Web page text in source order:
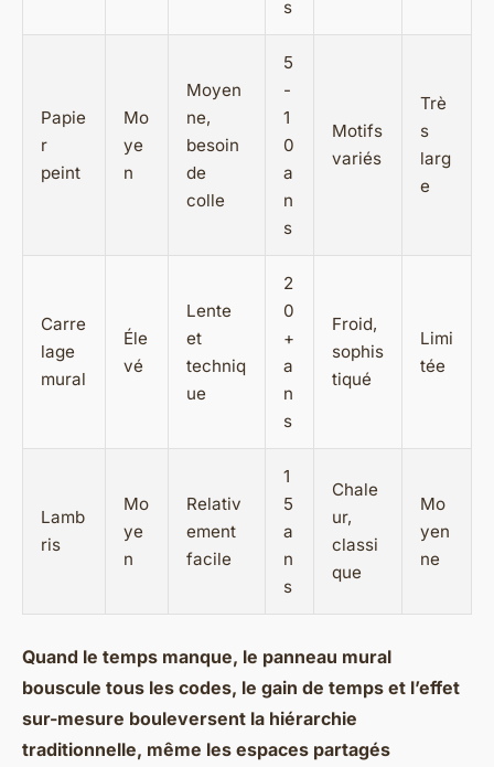
s
Papie
r
peint
Mo
ye
n
Moyen
ne,
besoin
de
colle
5
-
1
0
a
n
s
Motifs
variés
Trè
s
larg
e
Carre
lage
mural
Éle
vé
Lente
et
techniq
ue
2
0
+
a
n
s
Froid,
sophis
tiqué
Limi
tée
Lamb
ris
Mo
ye
n
Relativ
ement
facile
1
5
a
n
s
Chale
ur,
classi
que
Mo
yen
ne
Quand le temps manque, le panneau mural
bouscule tous les codes, le gain de temps et l’effet
sur-mesure bouleversent la hiérarchie
traditionnelle, même les espaces partagés